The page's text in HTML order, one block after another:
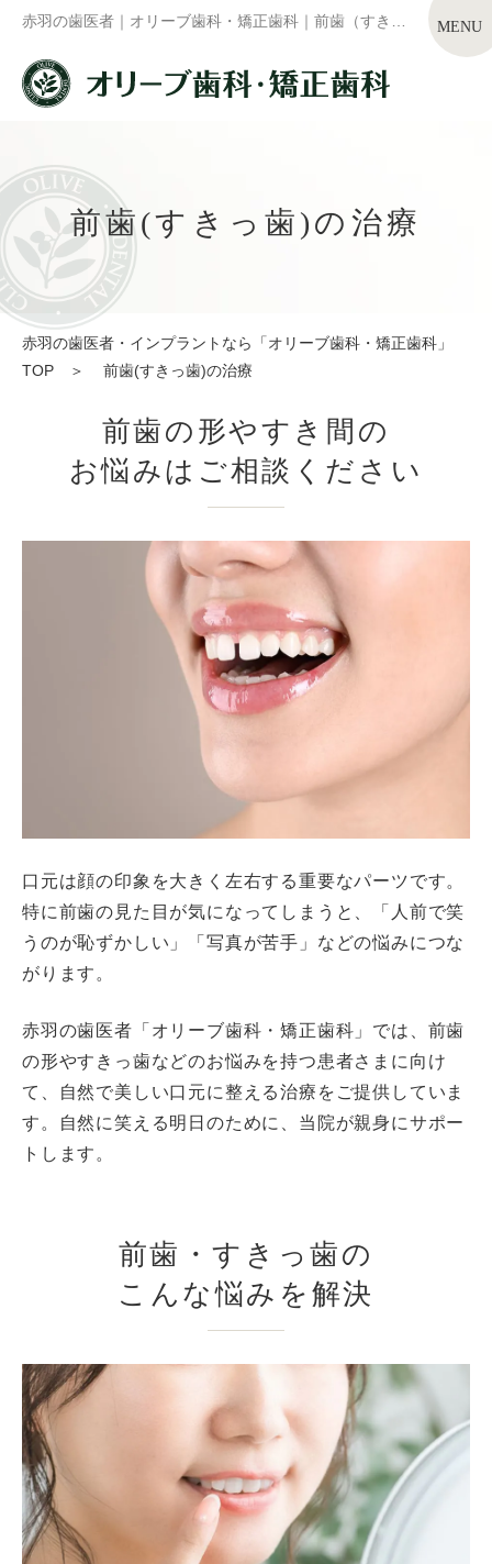
前歯(すきっ歯)の治療
赤羽の歯医者・インプラントなら「オリーブ歯科・矯正歯科」
TOP ＞ 前歯(すきっ歯)の治療
前歯の形やすき間の
お悩みはご相談ください
口元は顔の印象を大きく左右する重要なパーツです。
特に前歯の見た目が気になってしまうと、「人前で笑
うのが恥ずかしい」「写真が苦手」などの悩みにつな
がります。
赤羽の歯医者「オリーブ歯科・矯正歯科」では、前歯
の形やすきっ歯などのお悩みを持つ患者さまに向け
て、自然で美しい口元に整える治療をご提供していま
す。自然に笑える明日のために、当院が親身にサポー
トします。
前歯・すきっ歯の
こんな悩みを解決